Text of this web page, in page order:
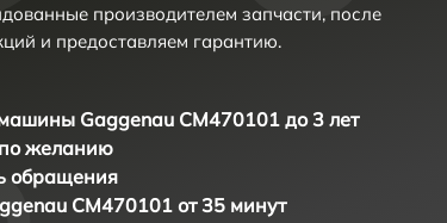
производителем запчасти, после
и предоставляем гарантию.
Gaggenau CM470101 до 3 лет
желанию
обращения
CM470101 от 35 минут